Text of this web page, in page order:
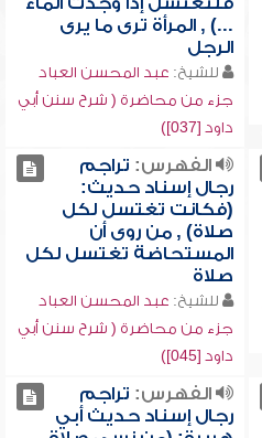
...) , المرأة ترى ما يرى
الرجل
للشيخ: عبد المحسن العباد
جزء من محاضرة ( شرح سنن أبي
داود [037])
الفهرس: تراجم
رجال إسناد حديث:
(فكانت تغتسل لكل
صلاة) , من روى أن
المستحاضة تغتسل لكل
صلاة
للشيخ: عبد المحسن العباد
جزء من محاضرة ( شرح سنن أبي
داود [045])
الفهرس: تراجم
رجال إسناد حديث أبي